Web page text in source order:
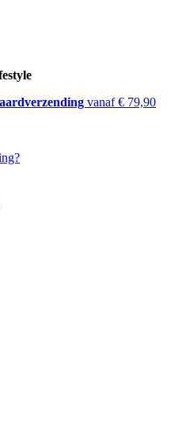
vanaf € 79,90